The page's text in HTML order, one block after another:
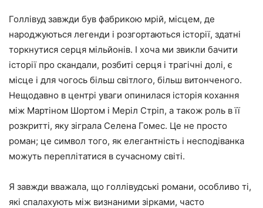
Голлівуд завжди був фабрикою мрій, місцем, де
народжуються легенди і розгортаються історії, здатні
торкнутися серця мільйонів. І хоча ми звикли бачити
історії про скандали, розбиті серця і трагічні долі, є
місце і для чогось більш світлого, більш витонченого.
Нещодавно в центрі уваги опинилася історія кохання
між Мартіном Шортом і Меріл Стріп, а також роль в її
розкритті, яку зіграла Селена Гомес. Це не просто
роман; це символ того, як елегантність і несподіванка
можуть переплітатися в сучасному світі.
Я завжди вважала, що голлівудські романи, особливо ті,
які спалахують між визнаними зірками, часто